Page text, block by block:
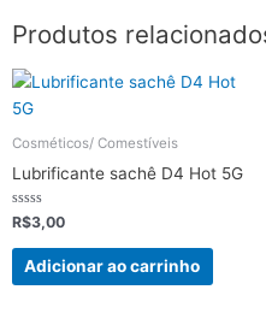
Produtos
Cosméticos/ Comestíveis
Lubrificante sachê D4 Hot 5G
Avaliação
0
de
R$3,00
Adicionar ao carrinho